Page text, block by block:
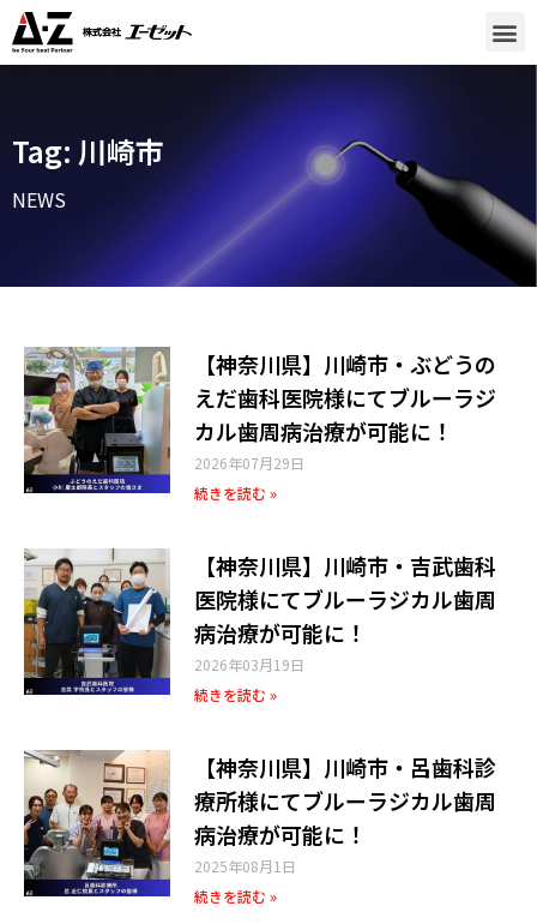
Tag: 川崎市
NEWS
【神奈川県】川崎市・ぶどうの
えだ歯科医院様にてブルーラジ
カル歯周病治療が可能に！
2026年07月29日
続きを読む »
【神奈川県】川崎市・吉武歯科
医院様にてブルーラジカル歯周
病治療が可能に！
2026年03月19日
続きを読む »
【神奈川県】川崎市・呂歯科診
療所様​にてブルーラジカル歯周
病治療が可能に！
2025年08月1日
続きを読む »